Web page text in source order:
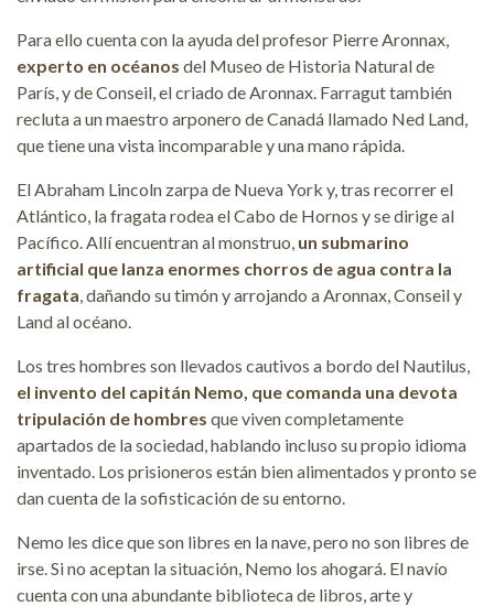
Para ello cuenta con la ayuda del profesor Pierre Aronnax,
experto en océanos del Museo de Historia Natural de
París, y de Conseil, el criado de Aronnax. Farragut también
recluta a un maestro arponero de Canadá llamado Ned Land,
que tiene una vista incomparable y una mano rápida.
El Abraham Lincoln zarpa de Nueva York y, tras recorrer el
Atlántico, la fragata rodea el Cabo de Hornos y se dirige al
Pacífico. Allí encuentran al monstruo, un submarino
artificial que lanza enormes chorros de agua contra la
fragata , dañando su timón y arrojando a Aronnax, Conseil y
Land al océano.
Los tres hombres son llevados cautivos a bordo del Nautilus,
el invento del capitán Nemo, que comanda una devota
tripulación de hombres que viven completamente
apartados de la sociedad, hablando incluso su propio idioma
inventado. Los prisioneros están bien alimentados y pronto se
dan cuenta de la sofisticación de su entorno.
Nemo les dice que son libres en la nave, pero no son libres de
irse. Si no aceptan la situación, Nemo los ahogará. El navío
cuenta con una abundante biblioteca de libros, arte y